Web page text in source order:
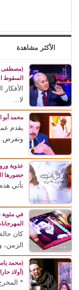
الأكثر مشاهدة
(مصطفى
السقوط
لا...
محمد أبو
يقدم
عذوبة
حضورها
تأتي
في مئوية
كان
الزمن،
(محمد
(أولاد
*